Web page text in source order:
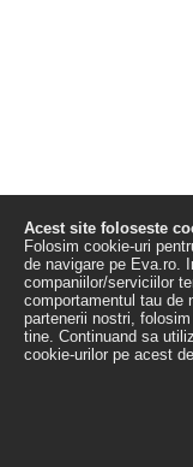
Acest site foloseste
Folosim cookie-uri
de navigare pe Eva.ro.
companiilor/serviciilor
comportamentul tau de
partenerii nostri,
tine. Continuand sa
cookie-urilor pe acest